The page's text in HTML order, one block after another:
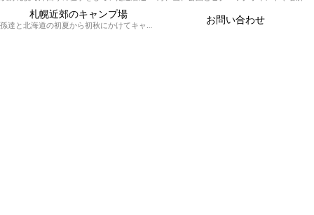
札幌近郊のキャンプ場
孫達と北海道の初夏から初秋にかけてキャンプに出かけます。キャンプ場情報だったり料理だったり花火や遊びに虫取りとまさに「やっちゃえ！えびG」やりたい放題のブログです。 お問い合わせ